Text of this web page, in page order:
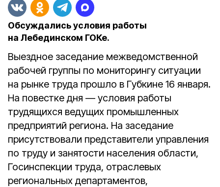
Обсуждались условия работы
на Лебединском ГОКе.
Выездное заседание межведомственной
рабочей группы по мониторингу ситуации
на рынке труда прошло в Губкине 16 января.
На повестке дня — условия работы
трудящихся ведущих промышленных
предприятий региона. На заседание
присутствовали представители управления
по труду и занятости населения области,
Госинспекции труда, отраслевых
региональных департаментов,